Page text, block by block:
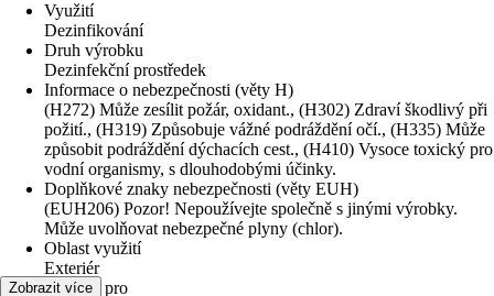
Využití
Dezinfikování
Druh výrobku
Dezinfekční prostředek
Informace o nebezpečnosti (věty H)
(H272) Může zesílit požár, oxidant., (H302) Zdraví škodlivý při
požití., (H319) Způsobuje vážné podráždění očí., (H335) Může
způsobit podráždění dýchacích cest., (H410) Vysoce toxický pro
vodní organismy, s dlouhodobými účinky.
Doplňkové znaky nebezpečnosti (věty EUH)
(EUH206) Pozor! Nepoužívejte společně s jinými výrobky.
Může uvolňovat nebezpečné plyny (chlor).
Oblast využití
Exteriér
Vhodné pro
Zobrazit více